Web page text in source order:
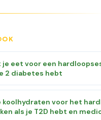
je eet voor een
2 diabetes hebt
koolhydraten voor het
als je T2D hebt en